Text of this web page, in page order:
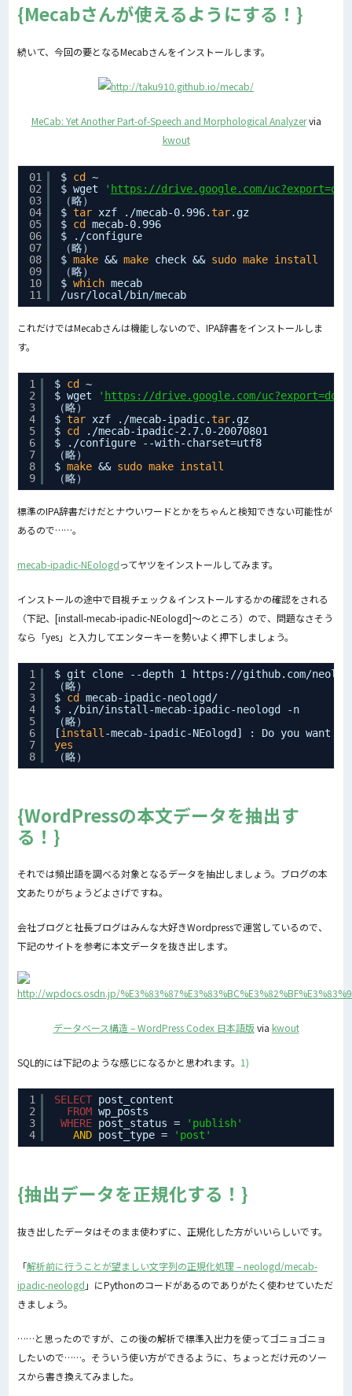
Mecabさんが使えるようにする！
続いて、今回の要となるMecabさんをインストールします。
MeCab: Yet Another Part-of-Speech and Morphological Analyzervia
kwout
01
02
03
04
05
06
07
08
09
10
11
$ cd ~
$ wget
' https://drive.google.com/
（略）
$ tar xzf . /mecab-0.996.tar.gz
$ cd mecab-0.996
$ . /configure
（略）
$ make && make check && sudo make install
（略）
$ which mecab
/usr/local/bin/mecab
これだけではMecabさんは機能しないので、IPA辞書をインストールしま
す。
1
2
3
4
5
6
7
8
9
$ cd ~
$ wget
' https://drive.google.com/
（略）
$ tar xzf . /mecab-ipadic.tar.gz
$ cd . /mecab-ipadic-2 .7.0-20070801
$ . /configure
--with-charset=utf8
（略）
$ make && sudo make install
（略）
標準のIPA辞書だけだとナウいワードとかをちゃんと検知できない可能性が
あるので……。
mecab-ipadic-NEologdってヤツをインストールしてみます。
インストールの途中で目視チェック＆インストールするかの確認をされる
（下記、[install-mecab-ipadic-NEologd]〜のところ）ので、問題なさそう
なら「yes」と入力してエンターキーを勢いよく押下しましょう。
1
2
3
4
5
6
7
8
$ git clone --depth 1 https: //github.com/
（略）
$ cd mecab-ipadic-neologd/
$ . /bin/install-mecab-ipadic-neologd
-n
（略）
[install -mecab-ipadic-NEologd] : Do you want
yes
（略）
WordPressの本文データを抽出す
る！
それでは頻出語を調べる対象となるデータを抽出しましょう。ブログの本
文あたりがちょうどよさげですね。
会社ブログと社長ブログはみんな大好きWordpressで運営しているので、
下記のサイトを参考に本文データを抜き出します。
データベース構造 – WordPress Codex 日本語版via kwout
SQL的には下記のような感じになるかと思われます。 1)
1
2
3
4
SELECT post_content
FROM wp_posts
WHERE post_status =
'publish'
AND post_type = 'post'
抽出データを正規化する！
抜き出したデータはそのまま使わずに、正規化した方がいいらしいです。
「解析前に行うことが望ましい文字列の正規化処理 – neologd/mecab-
ipadic-neologd 」にPythonのコードがあるのでありがたく使わせていただ
きましょう。
……と思ったのですが、この後の解析で標準入出力を使ってゴニョゴニョ
したいので……。そういう使い方ができるように、ちょっとだけ元のソー
スから書き換えてみました。